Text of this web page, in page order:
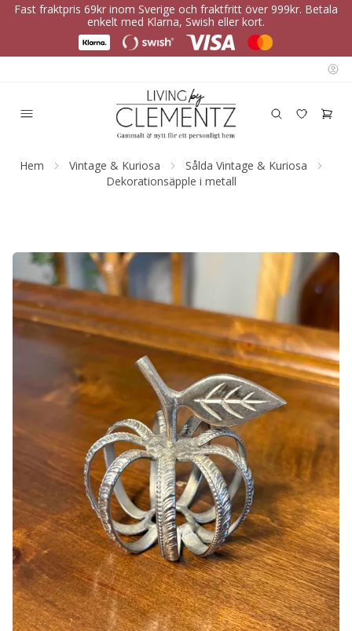
Fast fraktpris 69kr inom Sverige och fraktfritt över 999kr. Betala
enkelt med Klarna, Swish eller kort.
Hem Vintage & Kuriosa
Sålda Vintage & Kuriosa
Dekorationsäpple i metall